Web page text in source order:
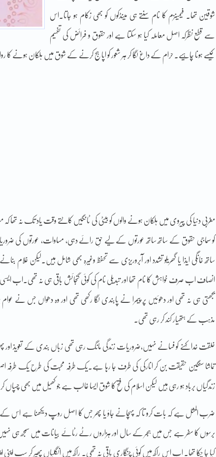
شوقین تھا۔ فیمینزم کا نام سنتے ہی مینڈکوں کو بھی زکام ہو جاتا۔اس
سے قطع نظرکہ اصل معاملہ کیا ہو سکتا ہے اور حقوق و فرائض کی تفہیم
کیسے ہونا چاہیے۔ حرام کے داغ لگا کر ہر شعور کو اپاہج کرنے کے شوق میں ہلکان ہونے کا
مغربی دنیا کی پیروی میں ہلکان ہونے والوں کو بیٹی کی ٹانگیں کاٹتے وقت یاد تک نہ تھا
کو سماجی حقوق کے ساتھ ساتھ عورتوں کے لیے حقِ رائے دہی، مساوات، عورتوں کی
ساتھ خانگی ایذا یا گھریلو تشدد اور آبروریزی سے تحفظ وغیرہ بھی شامل ہیں۔لیکن
انصاف اب صرف خواہش کا نام تھا اور تبدیلی نام کی کوئی گنجائش باقی ہی نہ تھی۔اب
بجھتی ہی نہ تھی اور دھوئیں پر پیمرا نے پابندی لگا رکھی تھی اور وہ دھواں جس نے
مذہب کے ہتھیار کند کر رہی تھی۔
خلقت خدا کہنے کو فسانے نہیں،ضروریات زندگی مانگ رہی تھی زباں بندی کے تعویذ
تماشا سنگین حقیقت بن کر انارکی کی طرف جا رہا ہے۔یک طرفہ محبت کی طرح یک طرفہ
زندگیاں برباد ہو رہی ہیں لیکن اسلام کی فتح کا شوق ایسا غالب ہے جو کھیل میں بھی چسپاں کر
ضرب المثل ہے کہ بات کرو تا کہ پہچانے جاؤ یا پھر جس کا اصل روپ دیکھنا ہے اس کے
برسوں کا سفر ہے جس میں ہجر کے سال اور ہزاروں رٹے رٹائے بیانات میں سمجھ ہی نہیں آتی
کیا جا چکا تھا۔ اب اس راکھ میں کوئی چنگاری باقی نہ تھی۔ راکھ میں انگلیاں پھیر کر